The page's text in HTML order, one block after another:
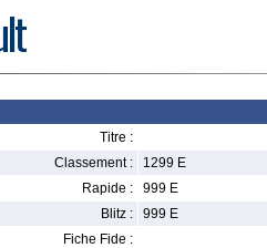
Titre :
Classement :
1299 E
Rapide :
999 E
Blitz :
999 E
Fiche Fide :